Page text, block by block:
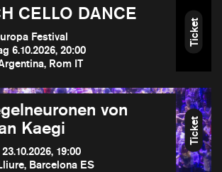
CELLO DANCE
Festival
6.10.2026, 20:00
Rom IT
Ticket
von
Kaegi
19:00
Barcelona ES
Ticket